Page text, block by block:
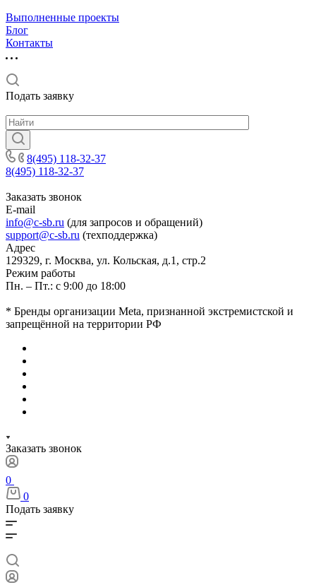
Выполненные проекты
Блог
Контакты
Подать заявку
8(495) 118-32-37
8(495) 118-32-37
Заказать звонок
E-mail
info@c-sb.ru (для запросов и обращений)
support@c-sb.ru (техподдержка)
Адрес
129329, г. Москва, ул. Кольская, д.1, стр.2
Режим работы
Пн. – Пт.: с 9:00 до 18:00
* Бренды организации Meta, признанной экстремистской и
запрещённой на территории РФ
Заказать звонок
0
0
Подать заявку